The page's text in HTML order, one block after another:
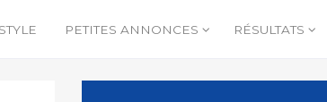
PETITES ANNONCES RÉSULTATS